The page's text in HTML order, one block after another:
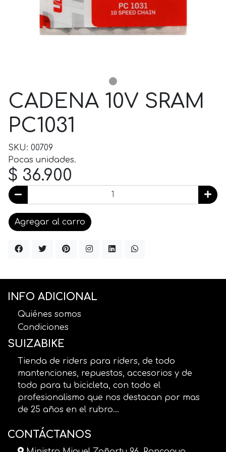
CADENA 10V SRAM
PC1031
SKU: 00709
Pocas unidades.
$ 36.900
Agregar al carro
INFO ADICIONAL
Quiénes somos
Condiciones
SUIZABIKE
Tienda de riders para riders, de todo
mantenciones, repuestos, accesorios y de
todo para tu bicicleta, con todo el
profesionalismo que nos destacan por mas
de 25 años en el rubro...
CONTÁCTANOS